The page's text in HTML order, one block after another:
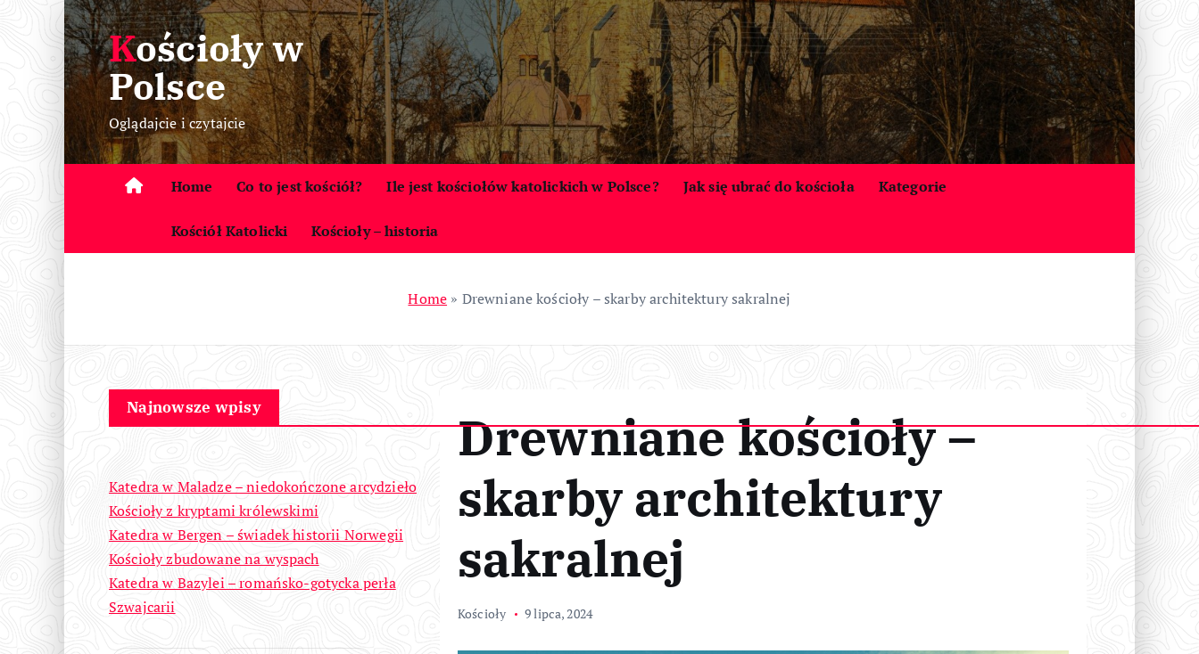
S
k
i
p
t
c
e
Kościoły w
Polsce
Oglądajcie i czytajcie
Home Co to jest kościół? Ile jest kościołów katolickich w Polsce? Jak się ubrać do kościoła Kategorie
Kościół Katolicki Kościoły – historia
Home » Drewniane kościoły – skarby architektury sakralnej
Najnowsze wpisy
Katedra w Maladze – niedokończone arcydzieło
Kościoły z kryptami królewskimi
Katedra w Bergen – świadek historii Norwegii
Kościoły zbudowane na wyspach
Katedra w Bazylei – romańsko-gotycka perła
Szwajcarii
Drewniane kościoły –
skarby architektury
sakralnej
Kościoły 9 lipca, 2024